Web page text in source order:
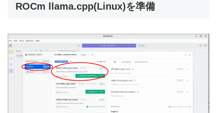
ROCm llama.cpp(Linux)を準備